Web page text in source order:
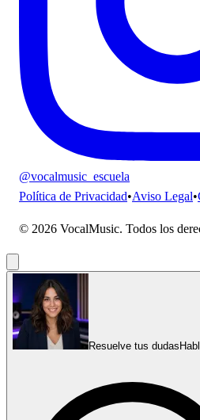
@vocalmusic_escuela
Política de Privacidad•Aviso Legal•
© 2026 VocalMusic. Todos los
Resuelve tus dudas